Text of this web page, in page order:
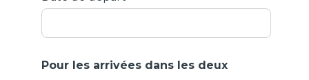
Pour les arrivées dans les deux